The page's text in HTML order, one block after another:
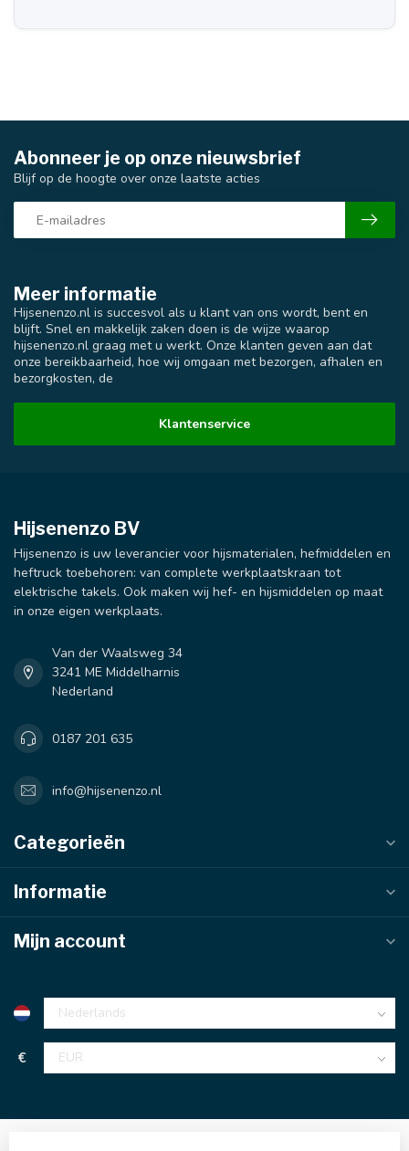
Meer informatie
Hijsenenzo.nl is succesvol als u klant van ons wordt, bent en
blijft. Snel en makkelijk zaken doen is de wijze waarop
hijsenenzo.nl graag met u werkt. Onze klanten geven aan dat
onze bereikbaarheid, hoe wij omgaan met bezorgen, afhalen en
bezorgkosten, de
Klantenservice
Abonneer je op onze nieuwsbrief
Blijf op de hoogte over onze laatste acties
Hijsenenzo BV
Hijsenenzo is uw leverancier voor hijsmaterialen, hefmiddelen en
heftruck toebehoren: van complete werkplaatskraan tot
elektrische takels. Ook maken wij hef- en hijsmiddelen op maat
in onze eigen werkplaats.
Van der Waalsweg 34
3241 ME Middelharnis
Nederland
0187 201 635
info@hijsenenzo.nl
Categorieën
Informatie
Mijn account
€